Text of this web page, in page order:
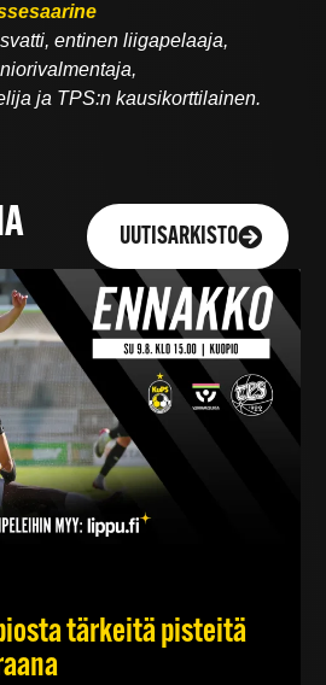
entinen liigapelaaja,
ja TPS:n kausikorttilainen.
UUTISARKISTO
tärkeitä pisteitä